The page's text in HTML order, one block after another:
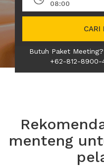
08:00
CARI
Butuh Paket
+62-812-8900-
menteng